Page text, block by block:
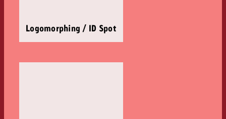
Logomorphing / ID Spot